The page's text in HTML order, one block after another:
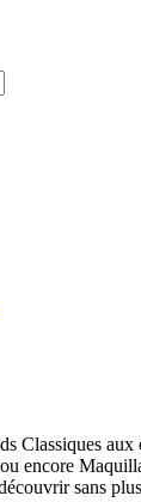
Classiques aux
encore
sans